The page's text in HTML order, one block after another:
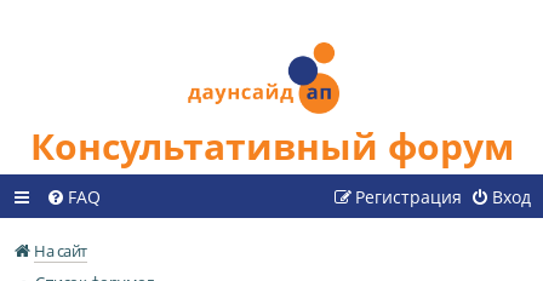
Консультативный форум
FAQ Вход
Регистрация
На сайт